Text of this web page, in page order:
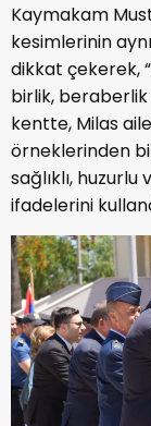
Kaymakam
kesimlerinin
dikkat çekerek,
birlik, beraberlik
kentte, Milas
örneklerinden
sağlıklı,
ifadelerini